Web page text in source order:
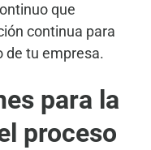
que
continua para
de tu empresa.
para la
proceso